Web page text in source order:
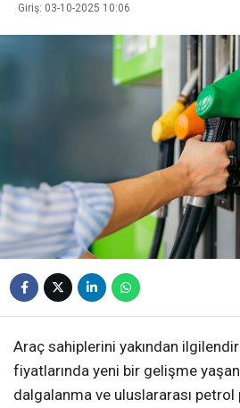
Giriş: 03-10-2025 10:06
Araç sahiplerini yakından
fiyatlarında yeni bir gelişme
dalgalanma ve uluslararası petrol